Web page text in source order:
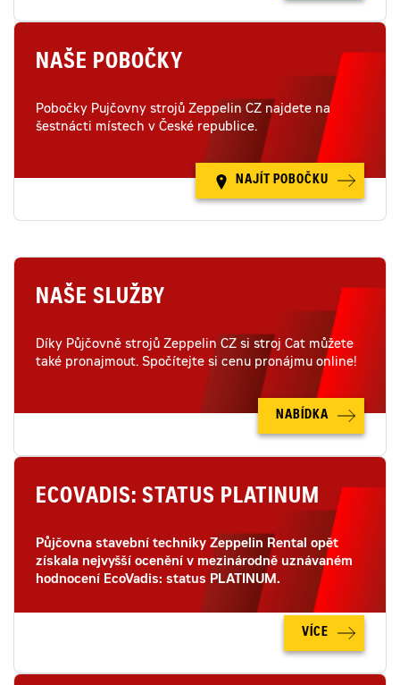
NAŠE POBOČKY
Pobočky Pujčovny strojů Zeppelin CZ najdete na
šestnácti místech v České republice.
NAJÍT POBOČKU
NAŠE SLUŽBY
Díky Půjčovně strojů Zeppelin CZ si stroj Cat můžete
také pronajmout. Spočítejte si cenu pronájmu online!
NABÍDKA
ECOVADIS: STATUS PLATINUM
Půjčovna stavební techniky Zeppelin Rental opět
získala nejvyšší ocenění v mezinárodně uznávaném
hodnocení EcoVadis: status PLATINUM.
VÍCE